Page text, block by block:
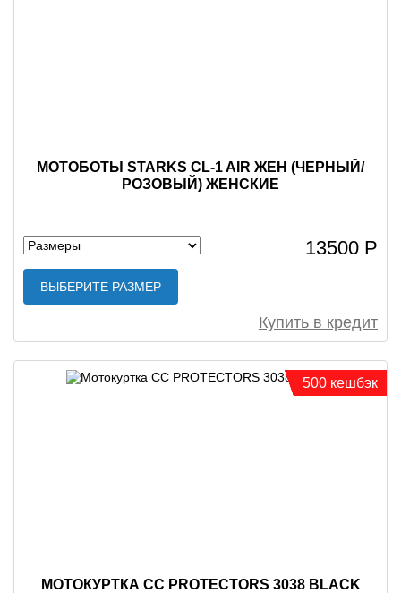
МОТОБОТЫ STARKS CL-1 AIR ЖЕН (ЧЕРНЫЙ/
РОЗОВЫЙ) ЖЕНСКИЕ
13500 Р
ВЫБЕРИТЕ РАЗМЕР
Купить в кредит
МОТОКУРТКА CC PROTECTORS 3038 BLACK
500 кешбэк